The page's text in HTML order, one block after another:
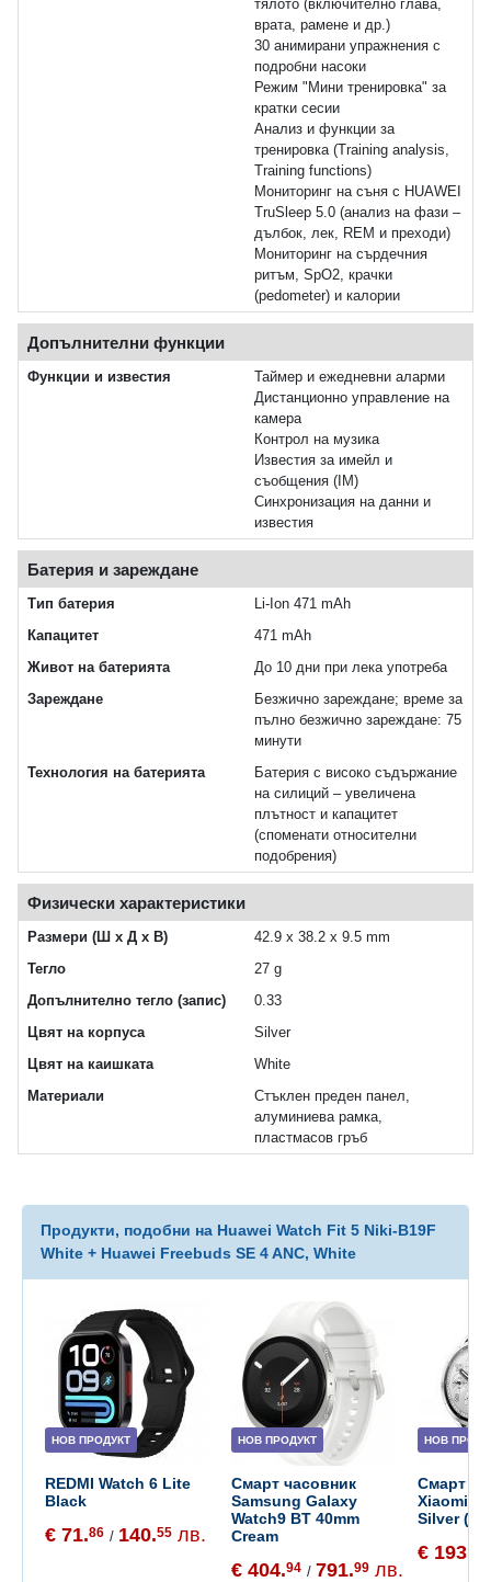
тялото (включително глава,
врата, рамене и др.)
30 анимирани упражнения с
подробни насоки
Режим "Мини тренировка" за
кратки сесии
Анализ и функции за
тренировка (Training analysis,
Training functions)
Мониторинг на съня с HUAWEI
TruSleep 5.0 (анализ на фази –
дълбок, лек, REM и преходи)
Мониторинг на сърдечния
ритъм, SpO2, крачки
(pedometer) и калории
Допълнителни функции
Функции и известия
Таймер и ежедневни аларми
Дистанционно управление на
камера
Контрол на музика
Известия за имейл и
съобщения (IM)
Синхронизация на данни и
известия
Батерия и зареждане
Тип батерия
Li-Ion 471 mAh
Капацитет
471 mAh
Живот на батерията
До 10 дни при лека употреба
Зареждане
Безжично зареждане; време за
пълно безжично зареждане: 75
минути
Технология на батерията
Батерия с високо съдържание
на силиций – увеличена
плътност и капацитет
(споменати относителни
подобрения)
Физически характеристики
Размери (Ш x Д x В)
42.9 x 38.2 x 9.5 mm
Тегло
27 g
Допълнително тегло (запис)
0.33
Цвят на корпуса
Silver
Цвят на каишката
White
Материали
Стъклен преден панел,
алуминиева рамка,
пластмасов гръб
Продукти, подобни на Huawei Watch Fit 5 Niki-B19F
White + Huawei Freebuds SE 4 ANC, White
НОВ ПРОДУКТ
REDMI Watch 6 Lite
Black
€ 71.86 / 140.55 лв.
НОВ ПРОДУКТ
Смарт часовник
Samsung Galaxy
Watch9 BT 40mm
Cream
€ 404.94 / 791.99 лв.
НОВ
Смарт
Xiaomi
Silver
€ 193.